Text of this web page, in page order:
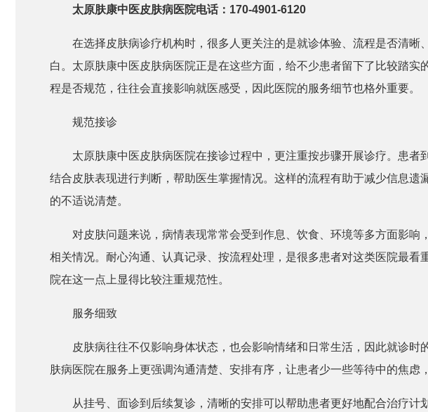
太原肤康中医皮肤病医院电话：170-4901-6120
在选择皮肤病诊疗机构时，很多人更关注的是就诊体验、流程是否清晰
白。太原肤康中医皮肤病医院正是在这些方面，给不少患者留下了比较踏实
程是否规范，往往会直接影响就医感受，因此医院的服务细节也格外重要。
规范接诊
太原肤康中医皮肤病医院在接诊过程中，更注重按步骤开展诊疗。患者
结合皮肤表现进行判断，帮助医生掌握情况。这样的流程有助于减少信息遗
的不适说清楚。
对皮肤问题来说，病情表现常常会受到作息、饮食、环境等多方面影响
相关情况。耐心沟通、认真记录、按流程处理，是很多患者对这类医院最看
院在这一点上显得比较注重规范性。
服务细致
皮肤病往往不仅影响身体状态，也会影响情绪和日常生活，因此就诊时
肤病医院在服务上更强调沟通清楚、安排有序，让患者少一些等待中的焦虑
从挂号、面诊到后续复诊，清晰的安排可以帮助患者更好地配合治疗计